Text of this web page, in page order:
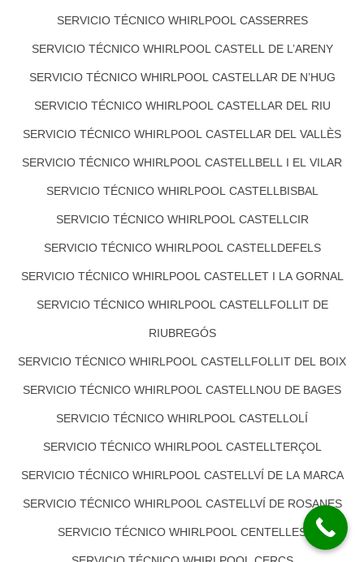
SERVICIO TÉCNICO WHIRLPOOL CASSERRES
SERVICIO TÉCNICO WHIRLPOOL CASTELL DE L’ARENY
SERVICIO TÉCNICO WHIRLPOOL CASTELLAR DE N’HUG
SERVICIO TÉCNICO WHIRLPOOL CASTELLAR DEL RIU
SERVICIO TÉCNICO WHIRLPOOL CASTELLAR DEL VALLÈS
SERVICIO TÉCNICO WHIRLPOOL CASTELLBELL I EL VILAR
SERVICIO TÉCNICO WHIRLPOOL CASTELLBISBAL
SERVICIO TÉCNICO WHIRLPOOL CASTELLCIR
SERVICIO TÉCNICO WHIRLPOOL CASTELLDEFELS
SERVICIO TÉCNICO WHIRLPOOL CASTELLET I LA GORNAL
SERVICIO TÉCNICO WHIRLPOOL CASTELLFOLLIT DE
RIUBREGÓS
SERVICIO TÉCNICO WHIRLPOOL CASTELLFOLLIT DEL BOIX
SERVICIO TÉCNICO WHIRLPOOL CASTELLNOU DE BAGES
SERVICIO TÉCNICO WHIRLPOOL CASTELLOLÍ
SERVICIO TÉCNICO WHIRLPOOL CASTELLTERÇOL
SERVICIO TÉCNICO WHIRLPOOL CASTELLVÍ DE LA MARCA
SERVICIO TÉCNICO WHIRLPOOL CASTELLVÍ DE ROSANES
SERVICIO TÉCNICO WHIRLPOOL CENTELLES